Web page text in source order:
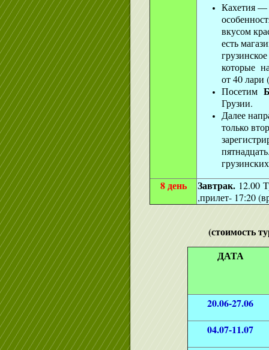
Кахетия —
вкусом
есть
которые
от 40 лари
Посетим
Грузии.
Далее
только
8 день Завтрак. 12.00
,прилет- 17:20
(стоимость
ДАТА
20.06-27.06
04.07-11.07